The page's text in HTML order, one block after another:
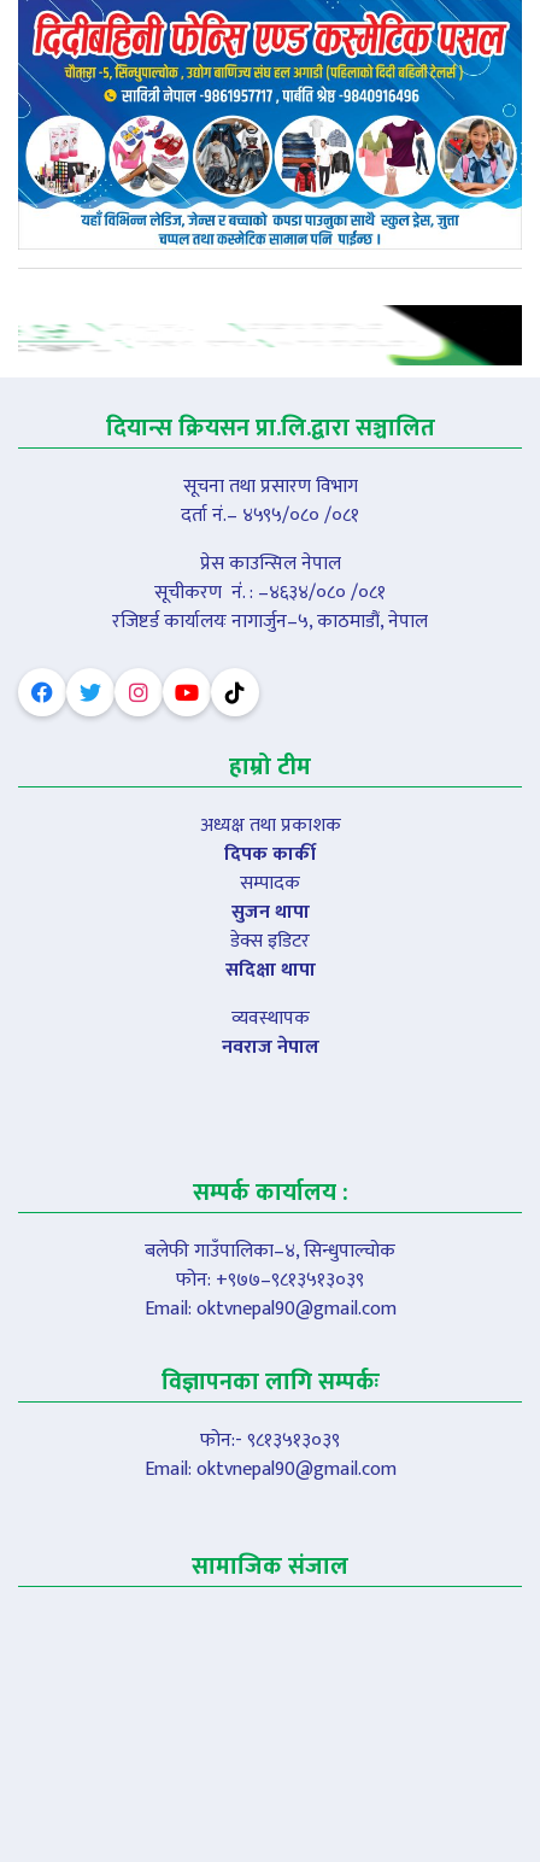
दियान्स क्रियसन प्रा.लि.द्वारा सञ्चालित
सूचना तथा प्रसारण विभाग
दर्ता नं.– ४५९५/०८० /०८१
प्रेस काउन्सिल नेपाल
सूचीकरण नंं. : –४६३४/०८० /०८१
रजिष्टर्ड कार्यालयः नागार्जुन–५, काठमाडौं, नेपाल
हाम्रो टीम
अध्यक्ष तथा प्रकाशक
दिपक कार्की
सम्पादक
सुजन थापा
डेक्स इडिटर
सदिक्षा थापा
व्यवस्थापक
नवराज नेपाल
सम्पर्क कार्यालय :
बलेफी गाउँपालिका–४, सिन्धुपाल्चोक
फोन: +९७७–९८१३५१३०३९
Email:oktvnepal90@gmail.com
विज्ञापनका लागि सम्पर्कः
फोन:- ९८१३५१३०३९
Email:oktvnepal90@gmail.com
सामाजिक संजाल